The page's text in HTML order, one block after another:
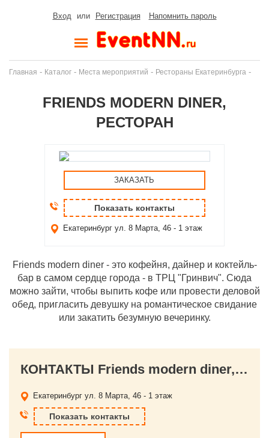
Вход или Регистрация Напомнить пароль
Главная - Каталог - Места мероприятий - Рестораны Екатеринбурга -
FRIENDS MODERN DINER,
РЕСТОРАН
ЗАКАЗАТЬ
Показать контакты
Екатеринбург ул. 8 Марта, 46 - 1 этаж
Friends modern diner - это кофейня, дайнер и коктейль-
бар в самом сердце города - в ТРЦ "Гринвич". Сюда
можно зайти, чтобы выпить кофе или провести деловой
обед, пригласить девушку на романтическое свидание
или закатить безумную вечеринку.
КОНТАКТЫ Friends modern diner, ресторан
Екатеринбург ул. 8 Марта, 46 - 1 этаж
Показать контакты